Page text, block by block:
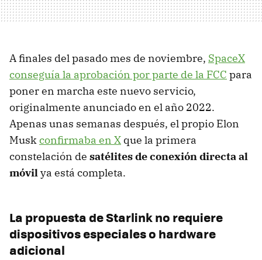
A finales del pasado mes de noviembre, SpaceX
conseguía la aprobación por parte de la FCC para
poner en marcha este nuevo servicio,
originalmente anunciado en el año 2022.
Apenas unas semanas después, el propio Elon
Muskconfirmaba en X que la primera
constelación de satélites de conexión directa al
móvilya está completa.
La propuesta de Starlink no requiere
dispositivos especiales o hardware
adicional